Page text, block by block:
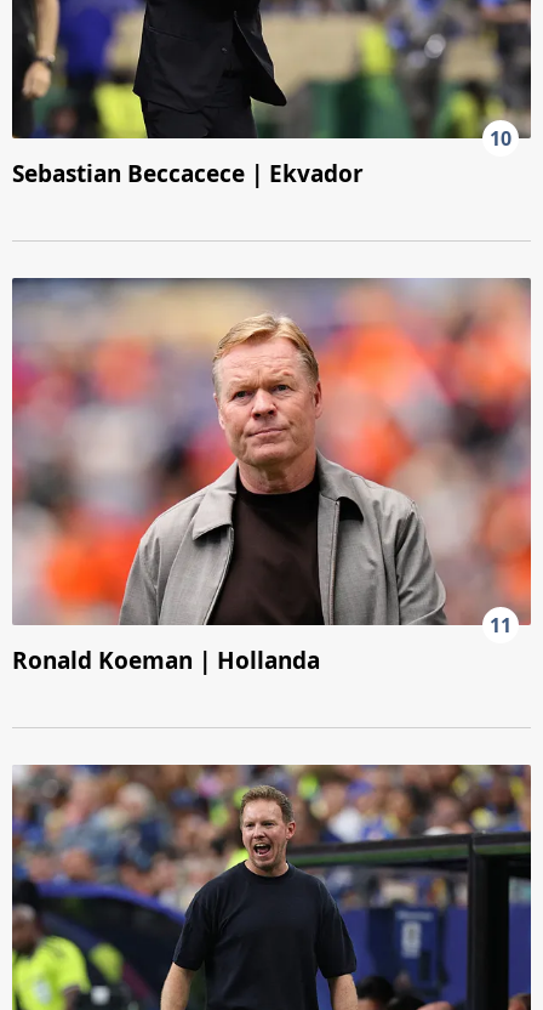
10
Sebastian Beccacece | Ekvador
11
Ronald Koeman | Hollanda